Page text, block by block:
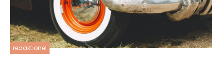
redaktionel